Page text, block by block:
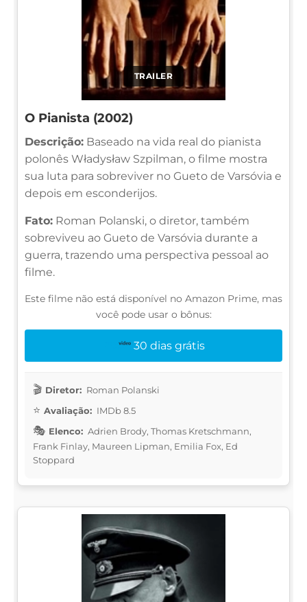
TRAILER
O Pianista (2002)
Descrição: Baseado na vida real do pianista
polonês Władysław Szpilman, o filme mostra
sua luta para sobreviver no Gueto de Varsóvia e
depois em esconderijos.
Fato: Roman Polanski, o diretor, também
sobreviveu ao Gueto de Varsóvia durante a
guerra, trazendo uma perspectiva pessoal ao
filme.
Este filme não está disponível no Amazon Prime, mas
você pode usar o bônus:
30 dias grátis
Diretor: Roman Polanski
Avaliação: IMDb 8.5
Elenco: Adrien Brody, Thomas Kretschmann,
Frank Finlay, Maureen Lipman, Emilia Fox, Ed
Stoppard